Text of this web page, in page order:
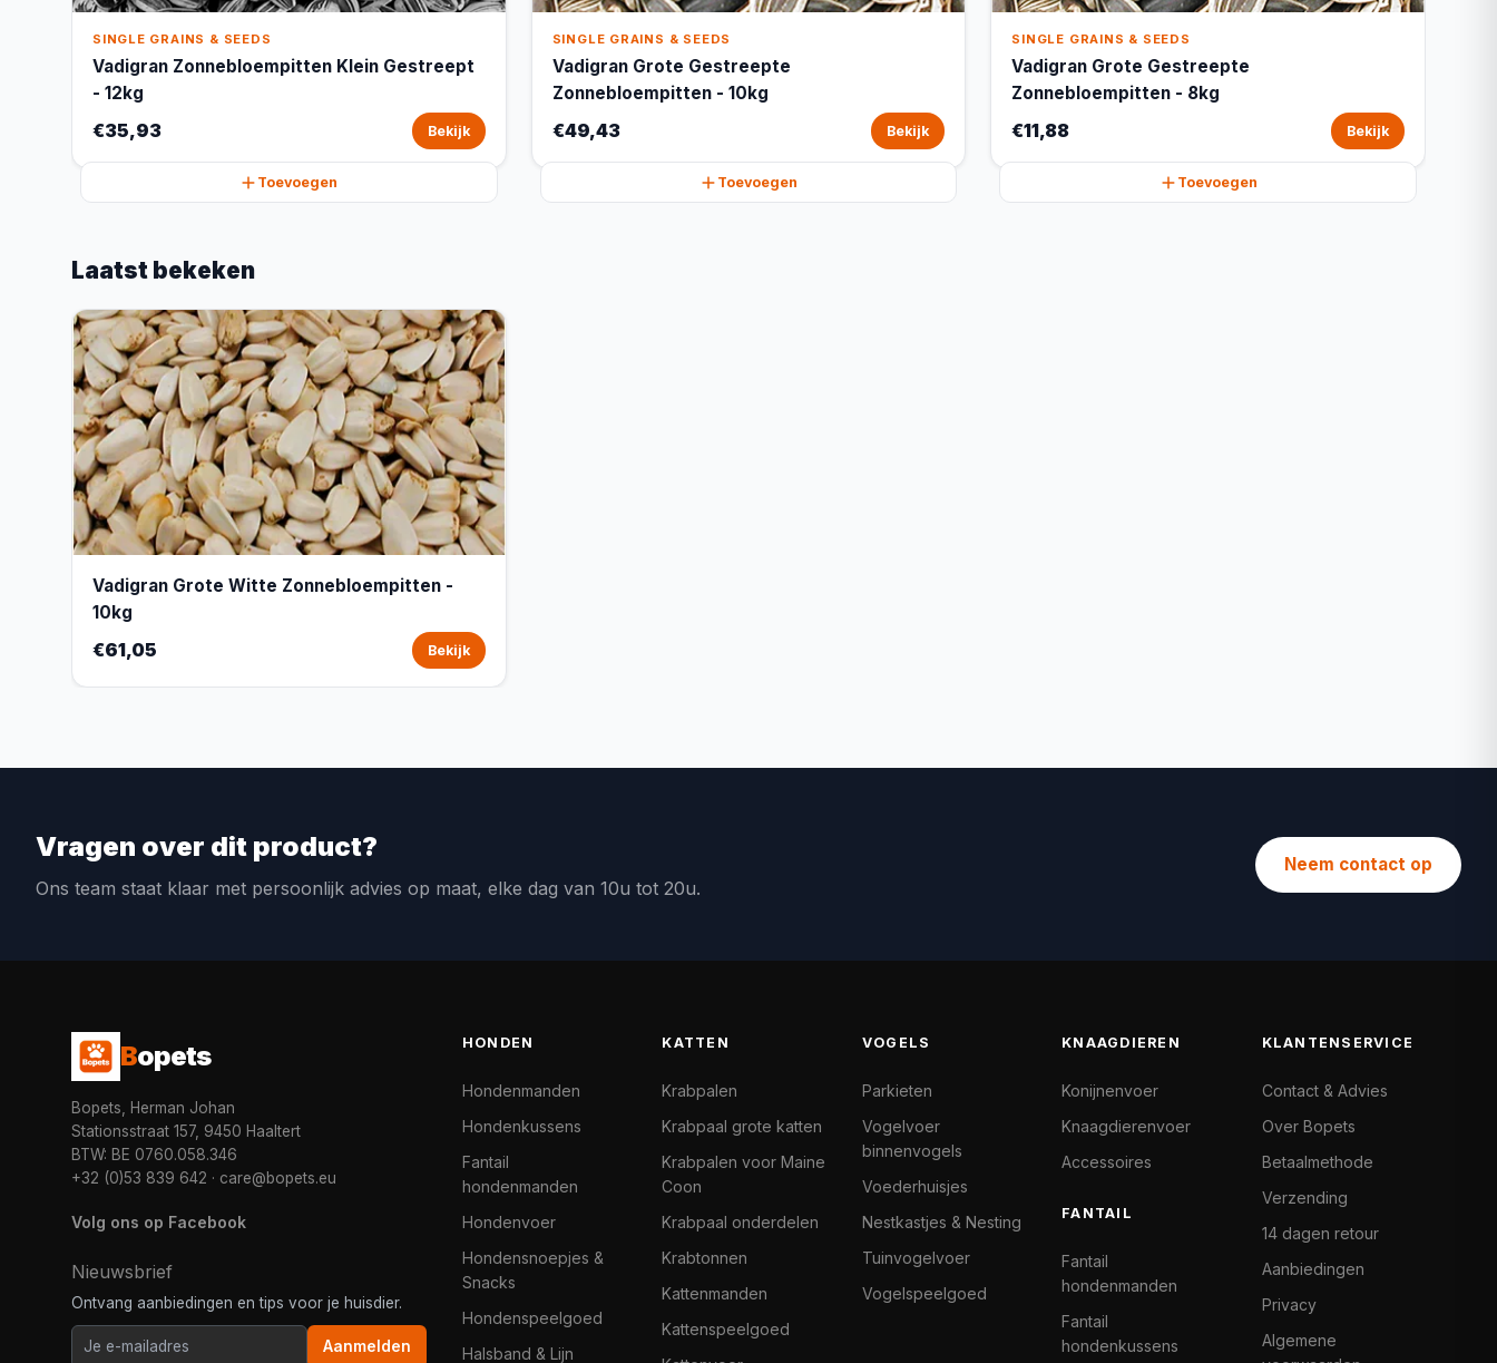
SINGLE GRAINS & SEEDS
Vadigran Zonnebloempitten Klein Gestreept
- 12kg
€35,93 Bekijk
Toevoegen
SINGLE GRAINS & SEEDS
Vadigran Grote Gestreepte
Zonnebloempitten - 10kg
€49,43 Bekijk
Toevoegen
SINGLE GRAINS & SEEDS
Vadigran Grote Gestreepte
Zonnebloempitten - 8kg
€11,88 Bekijk
Toevoegen
Laatst bekeken
Vadigran Grote Witte Zonnebloempitten -
10kg
€61,05 Bekijk
Vragen over dit product?
Ons team staat klaar met persoonlijk advies op maat, elke dag van 10u tot 20u.
Neem contact op
Bopets
Bopets, Herman Johan
Stationsstraat 157, 9450 Haaltert
BTW: BE 0760.058.346
+32 (0)53 839 642 · care@bopets.eu
Volg ons op Facebook
Nieuwsbrief
Ontvang aanbiedingen en tips voor je huisdier.
Aanmelden
HONDEN
Hondenmanden
Hondenkussens
Fantail
hondenmanden
Hondenvoer
Hondensnoepjes &
Snacks
Hondenspeelgoed
Halsband & Lijn
KATTEN
Krabpalen
Krabpaal grote katten
Krabpalen voor Maine
Coon
Krabpaal onderdelen
Krabtonnen
Kattenmanden
Kattenspeelgoed
VOGELS
Parkieten
Vogelvoer
binnenvogels
Voederhuisjes
Nestkastjes & Nesting
Tuinvogelvoer
Vogelspeelgoed
KNAAGDIEREN
Konijnenvoer
Knaagdierenvoer
Accessoires
FANTAIL
Fantail
hondenmanden
Fantail
hondenkussens
KLANTENSERVICE
Contact & Advies
Over Bopets
Betaalmethode
Verzending
14 dagen retour
Aanbiedingen
Privacy
Algemene